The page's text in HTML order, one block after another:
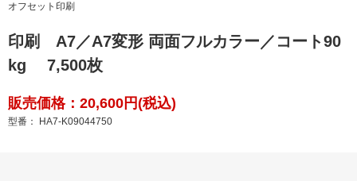
オフセット印刷
印刷 A7／A7変形 両面フルカラー／コート90
kg 7,500枚
販売価格：20,600円(税込)
型番： HA7-K09044750